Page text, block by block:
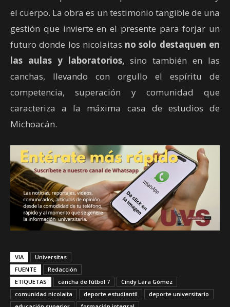
el cuerpo. La obra es un testimonio tangible de una
gestión que invierte en el presente para forjar un
futuro donde los nicolaitas no solo destaquen en
las aulas y laboratorios, sino también en las
canchas, llevando con orgullo el espíritu de
competencia, superación y comunidad que
caracteriza a la máxima casa de estudios de
Michoacán.
VIA
Universitas
FUENTE
Redacción
ETIQUETAS
cancha de fútbol 7
Cindy Lara Gómez
comunidad nicolaita
deporte estudiantil
deporte universitario